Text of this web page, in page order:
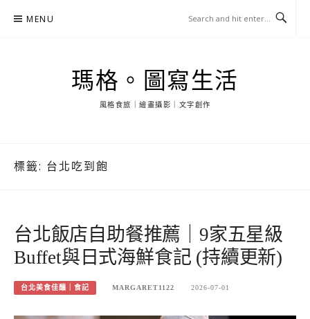
MENU
瑪格。圖寫生活
風格食旅｜繪畫攝影｜文字創作
標籤: 台北吃到飽
台北飯店自助餐推薦｜9家五星級
Buffet與日式海鮮食記 (持續更新)
台北美食佳釀｜食記 MARGARET1122 2026-07-01